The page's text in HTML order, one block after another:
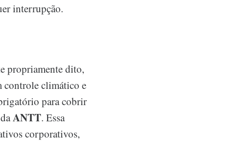
interrupção.
propriamente dito,
controle climático e
para cobrir
ANTT. Essa
corporativos,